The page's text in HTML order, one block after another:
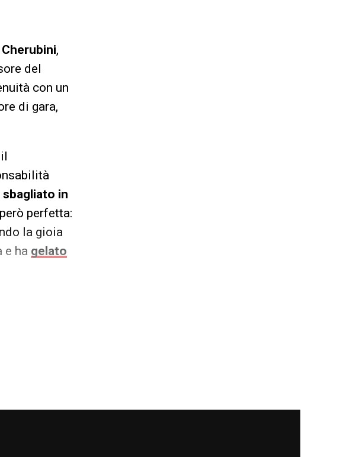
Cherubini,
del
con un
di gara,
in
perfetta:
la gioia
e ha gelato